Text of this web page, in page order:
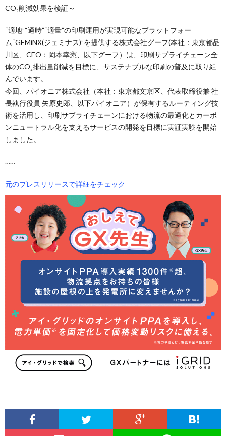
CO₂削減効果を検証～
“適地”“適時”“適量”の印刷運用が実現可能なプラットフォー
ム“GEMiNX(ジェミナス)”を提供する株式会社グーフ(本社：東京都品
川区、CEO：岡本幸憲、以下グーフ）は、印刷サプライチェーン全
体のCO₂排出量削減を目標に、サステナブルな印刷の普及に取り組
んでいます。
今回、パイオニア株式会社（本社：東京都文京区、代表取締役兼 社
長執行役員 矢原史郎、以下パイオニア）が保有するルーティング技
術を活用し、印刷サプライチェーンにおける物流の最適化とカーボ
ンニュートラル化を支えるサービスの開発を目標に実証実験を開始
しました。
……
元のプレスリリースで詳細をチェック